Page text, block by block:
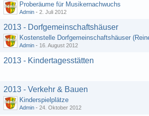
Proberäume für Musikernachwuchs
Admin - 2. Juli 2012
2013 - Dorfgemeinschaftshäuser
Kostenstelle Dorfgemeinschaftshäuser
Admin - 16. August 2012
2013 - Kindertagesstätten
2013 - Verkehr & Bauen
Kinderspielplätze
Admin - 24. Oktober 2012